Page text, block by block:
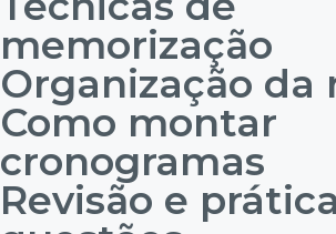
memorização
Organização da
Como montar
cronogramas
Revisão e